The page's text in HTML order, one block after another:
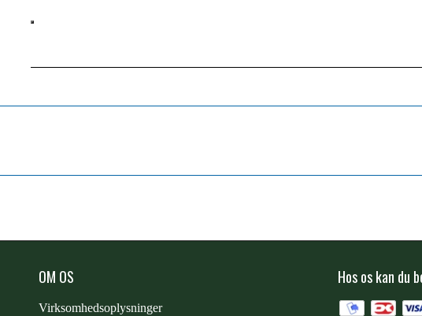
OM OS
Virksomhedsoplysninger
Hos os kan du